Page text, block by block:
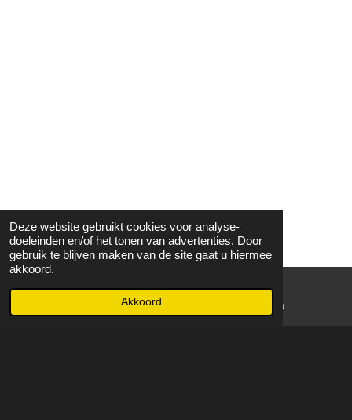
Deze website gebruikt cookies voor analyse-
doeleinden en/of het tonen van advertenties. Door
gebruik te blijven maken van de site gaat u hiermee
akkoord.
Akkoord WhatsApp